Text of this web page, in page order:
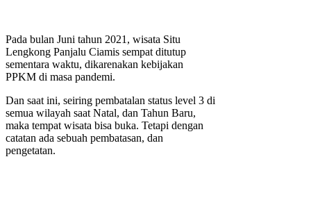
Pada bulan Juni tahun 2021, wisata Situ
Lengkong Panjalu Ciamis sempat ditutup
sementara waktu, dikarenakan kebijakan
PPKM di masa pandemi.
Dan saat ini, seiring pembatalan status level 3 di
semua wilayah saat Natal, dan Tahun Baru,
maka tempat wisata bisa buka. Tetapi dengan
catatan ada sebuah pembatasan, dan
pengetatan.